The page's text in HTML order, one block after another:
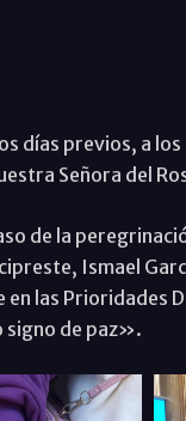
días previos, a
Señora del
de la
Ismael
las Prioridades
signo de paz».